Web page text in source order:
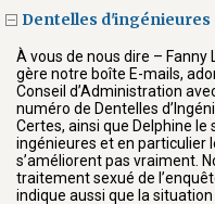
Dentelles d'ingénieures
À vous de nous dire – Fanny
gère notre boîte E-mails,
Conseil d’Administration
numéro de Dentelles
Certes, ainsi que Delphine
ingénieures et en particulier
s’améliorent pas vraiment.
traitement sexué de
indique aussi que la